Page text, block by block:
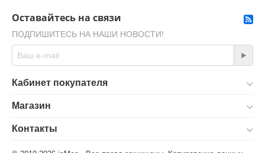
Оставайтесь на связи
ПОДПИШИТЕСЬ НА НАШИ НОВОСТИ!
Кабинет покупателя
Магазин
Контакты